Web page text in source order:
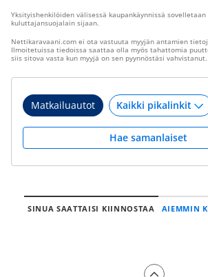
Yksityishenkilöiden välisessä kaupankäynnissä sovelletaan
kuluttajansuojalain sijaan.
Nettikaravaani.com ei ota vastuuta myyjän antamien
Ilmoitetuissa tiedoissa saattaa olla myös tahattomia
siis sitova vasta kun myyjä on sen pyynnöstäsi vahvistanut.
Matkailuautot
Hae samanlaiset
SINUA SAATTAISI KIINNOSTAA AIEMMIN